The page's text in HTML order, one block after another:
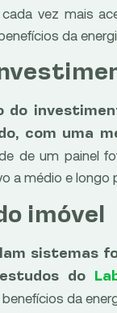
vez mais
da
do
com uma
de um painel
a médio e longo
imóvel
sistemas
do
da